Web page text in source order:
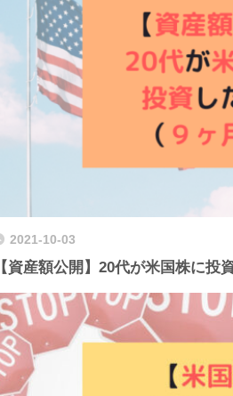
2021-10-03
【資産額公開】20代が米国株に投